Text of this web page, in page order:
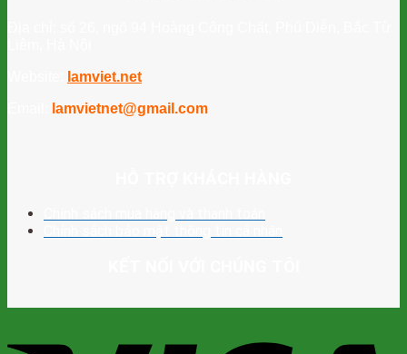
lamviet.net
lamvietnet@gmail.com